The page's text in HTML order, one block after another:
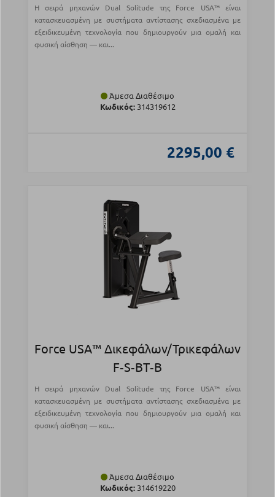
Η σειρά μηχανών Dual Solitude της Force USA™ είναι
κατασκευασμένη με συστήματα αντίστασης σχεδιασμένα με
εξειδικευμένη τεχνολογία που δημιουργούν μια ομαλή και
φυσική αίσθηση — και...
Άμεσα Διαθέσιμο
Κωδικός:314319612
2295,00 €
Force USA™ Δικεφάλων/Τρικεφάλων
F‑S‑BT‑B
Η σειρά μηχανών Dual Solitude της Force USA™ είναι
κατασκευασμένη με συστήματα αντίστασης σχεδιασμένα με
εξειδικευμένη τεχνολογία που δημιουργούν μια ομαλή και
φυσική αίσθηση — και...
Άμεσα Διαθέσιμο
Κωδικός:314619220